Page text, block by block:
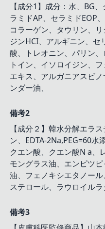
【成分1】成分：水、BG
ラミドAP、セラミドEOP
コラーゲン、タウリン、
ジンHCI、アルギニン、セ
酸、トレオニン、パリン
トイン、イソロイジン、
エキス、アルガニアスビ
ンダー油、
備考2
【成分２】韓水分解エラ
ン、EDTA-2Na,PEG=60水
クエン酸、クエン酸N a、
モングラス油、エンピツ
油、フェノキシエタノー
ステロール、ラウロイル
備考3